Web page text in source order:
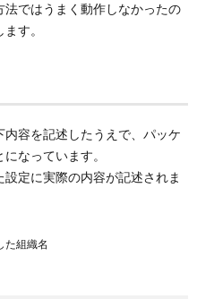
ではうまく動作しなかったの
す。
容を記述したうえで、パッケ
なっています。
定に実際の内容が記述されま
た組織名